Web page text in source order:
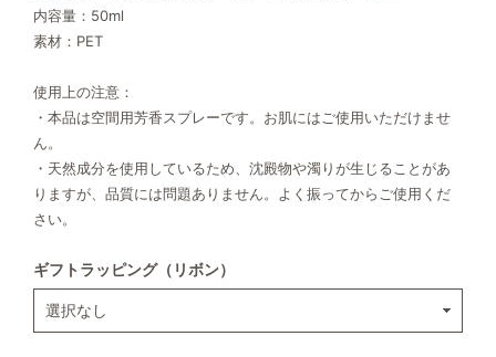
内容量：50ml
素材：PET
使用上の注意：
・本品は空間用芳香スプレーです。お肌にはご使用いただけませ
ん。
・天然成分を使用しているため、沈殿物や濁りが生じることがあ
りますが、品質には問題ありません。よく振ってからご使用くだ
さい。
ギフトラッピング（リボン）